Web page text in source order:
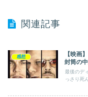
関連記事
感想
【映画
封筒の
最後のデ
っさり死